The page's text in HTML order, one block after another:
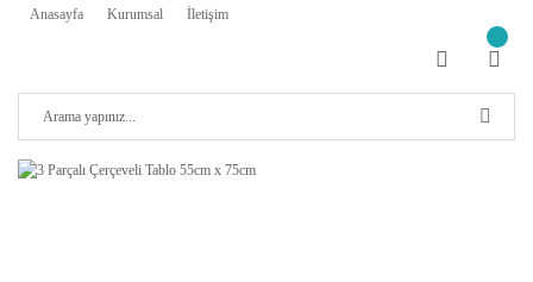
Anasayfa Kurumsal İletişim